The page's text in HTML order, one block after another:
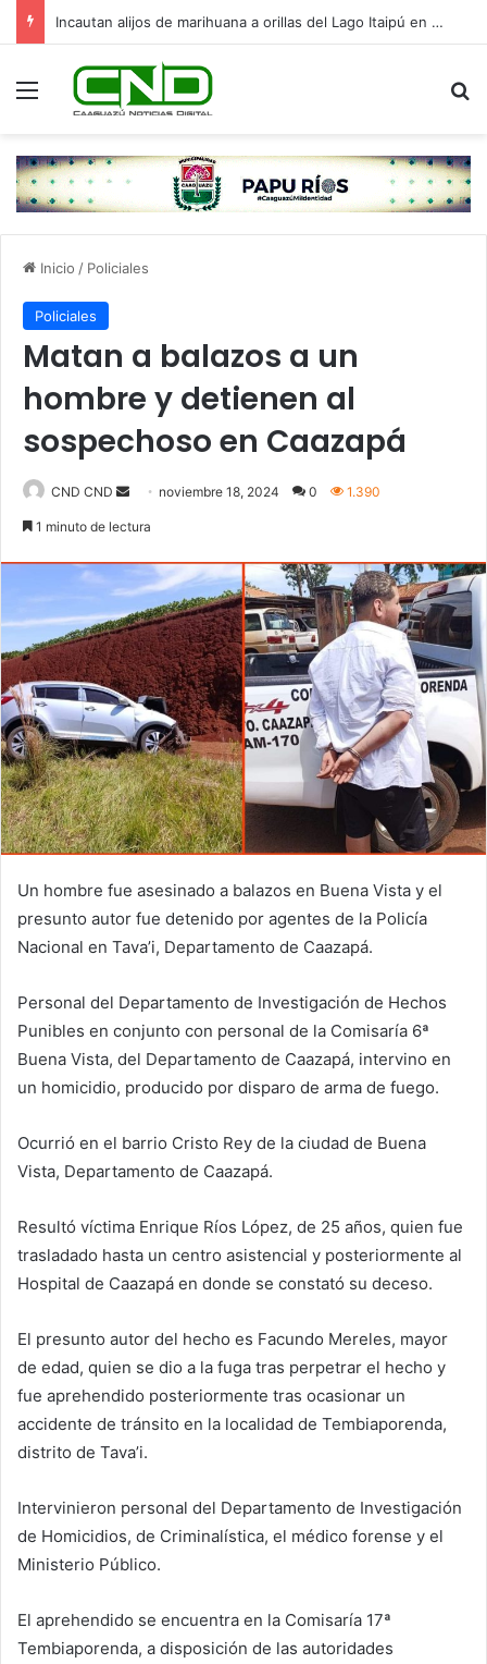
Incautan alijos de marihuana a orillas del Lago Itaipú en Mbaracayú
Menú
Inicio / Policiales
Policiales
Matan a balazos a un
hombre y detienen al
sospechoso en Caazapá
CND CND
Send noviembre 18, 2024 0 1.390
1 minuto de lectura
Un hombre fue asesinado a balazos en Buena Vista y el
presunto autor fue detenido por agentes de la Policía
Nacional en Tava’i, Departamento de Caazapá.
Personal del Departamento de Investigación de Hechos
Punibles en conjunto con personal de la Comisaría 6ª
Buena Vista, del Departamento de Caazapá, intervino en
un homicidio, producido por disparo de arma de fuego.
Ocurrió en el barrio Cristo Rey de la ciudad de Buena
Vista, Departamento de Caazapá.
Resultó víctima Enrique Ríos López, de 25 años, quien fue
trasladado hasta un centro asistencial y posteriormente al
Hospital de Caazapá en donde se constató su deceso.
El presunto autor del hecho es Facundo Mereles, mayor
de edad, quien se dio a la fuga tras perpetrar el hecho y
fue aprehendido posteriormente tras ocasionar un
accidente de tránsito en la localidad de Tembiaporenda,
distrito de Tava’i.
Intervinieron personal del Departamento de Investigación
de Homicidios, de Criminalística, el médico forense y el
Ministerio Público.
El aprehendido se encuentra en la Comisaría 17ª
Tembiaporenda, a disposición de las autoridades